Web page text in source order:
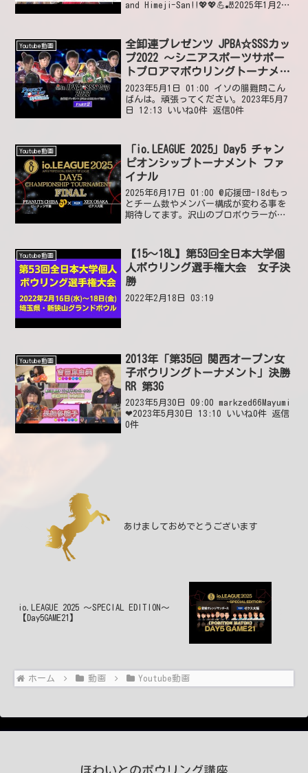
and Himeji-San!!💖💖💪🎳2025年1月24
Youtube動画
全卸連プレゼンツ JPBA☆SSSカッ
プ2022 ～シニアスポーツサポー
トプロアマボウリングトーナメン
ト～PART2
2023年5月1日 01:00 イソの腸難問こん
ばんは。頑張ってください。2023年5月7
日 12:13 いいね0件 返信0件
Youtube動画
「io.LEAGUE 2025」Day5 チャン
ピオンシップトーナメント ファ
イナル
2025年6月17日 01:00 @応援団-l8dもっ
とチーム数やメンバー構成が変わる事を
期待してます。沢山のプロボウラーがい
ッツマークしてる後...
Youtube動画
【15～18L】第53回全日本大学個
人ボウリング選手権大会 女子決
勝
2022年2月18日 03:19
Youtube動画
2013年「第35回 関西オープン女
子ボウリングトーナメント」決勝
RR 第3G
2023年5月30日 09:00 markzed66Mayumi
❤2023年5月30日 13:10 いいね0件 返信
0件
あけましておめでとうございます
io.LEAGUE 2025 ～SPECIAL EDITION～
【Day5GAME21】
ホーム 動画 Youtube動画
ほわいとのボウリング講座